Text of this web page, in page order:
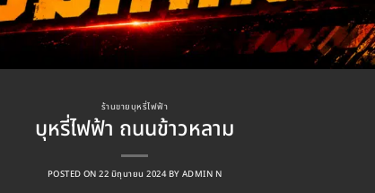
ร้านขายบุหรี่ไฟฟ้า
บุหรี่ไฟฟ้า ถนนข้าวหลาม
POSTED ON22 มิถุนายน 2024 BY ADMIN N